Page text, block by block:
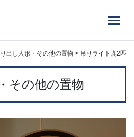
出し人形・その他の置物 > 吊りライト鹿2匹
その他の置物